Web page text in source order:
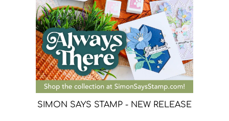
SIMON SAYS STAMP - NEW RELEASE